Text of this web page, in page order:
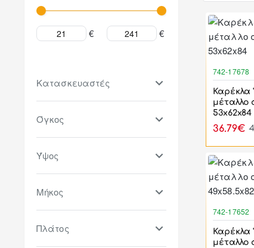
€ €
Κατασκευαστές
Όγκος
Ύψος
Μήκος
Πλάτος
742-17678
Καρέκλα
53x62x84
36.79€
742-17652
μέταλλο